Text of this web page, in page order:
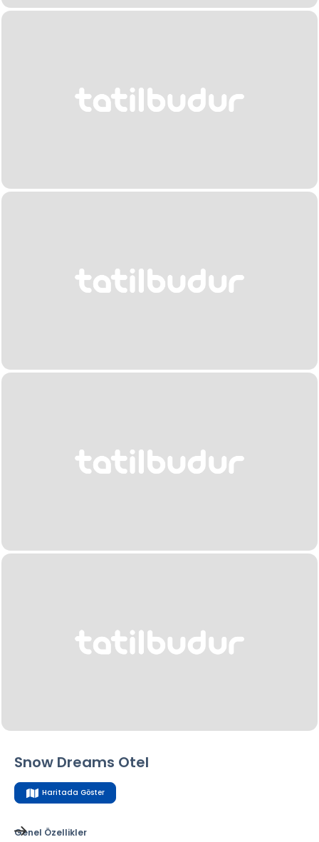
Snow Dreams Otel
Haritada Göster
Genel Özellikler